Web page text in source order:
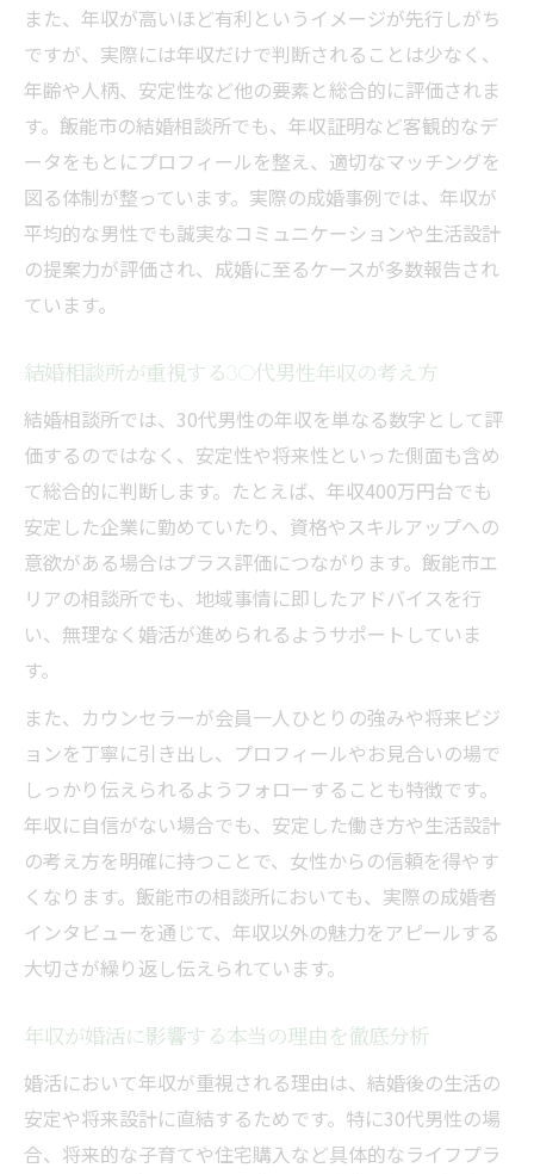
また、年収が高いほど有利というイメージが先行しがち
ですが、実際には年収だけで判断されることは少なく、
年齢や人柄、安定性など他の要素と総合的に評価されま
す。飯能市の結婚相談所でも、年収証明など客観的なデ
ータをもとにプロフィールを整え、適切なマッチングを
図る体制が整っています。実際の成婚事例では、年収が
平均的な男性でも誠実なコミュニケーションや生活設計
の提案力が評価され、成婚に至るケースが多数報告され
ています。
結婚相談所が重視する30代男性年収の考え方
結婚相談所では、30代男性の年収を単なる数字として評
価するのではなく、安定性や将来性といった側面も含め
て総合的に判断します。たとえば、年収400万円台でも
安定した企業に勤めていたり、資格やスキルアップへの
意欲がある場合はプラス評価につながります。飯能市エ
リアの相談所でも、地域事情に即したアドバイスを行
い、無理なく婚活が進められるようサポートしていま
す。
また、カウンセラーが会員一人ひとりの強みや将来ビジ
ョンを丁寧に引き出し、プロフィールやお見合いの場で
しっかり伝えられるようフォローすることも特徴です。
年収に自信がない場合でも、安定した働き方や生活設計
の考え方を明確に持つことで、女性からの信頼を得やす
くなります。飯能市の相談所においても、実際の成婚者
インタビューを通じて、年収以外の魅力をアピールする
大切さが繰り返し伝えられています。
年収が婚活に影響する本当の理由を徹底分析
婚活において年収が重視される理由は、結婚後の生活の
安定や将来設計に直結するためです。特に30代男性の場
合、将来的な子育てや住宅購入など具体的なライフプラ